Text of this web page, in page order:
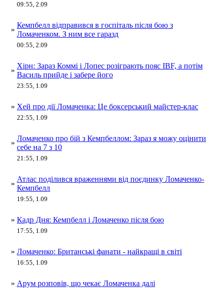
09:55, 2.09
»
Кемпбелл відправився в госпіталь після бою з
Ломаченком. З ним все гаразд
00:55, 2.09
»
Хірн: Зараз Коммі і Лопес розіграють пояс IBF, а потім
Василь прийде і забере його
23:55, 1.09
» Хей про дії Ломаченка: Це боксерський майстер-клас
22:55, 1.09
»
Ломаченко про бій з Кемпбеллом: Зараз я можу оцінити
себе на 7 з 10
21:55, 1.09
»
Атлас поділився враженнями від поєдинку Ломаченко-
Кемпбелл
19:55, 1.09
» Кадр Дня: Кемпбелл і Ломаченко після бою
17:55, 1.09
» Ломаченко: Британські фанати - найкращі в світі
16:55, 1.09
» Арум розповів, що чекає Ломаченка далі